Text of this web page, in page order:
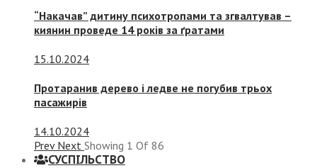
“Накачав” дитину психотропами та згвалтував –
киянин проведе 14 років за ґратами
15.10.2024
Протаранив дерево і ледве не погубив трьох
пасажирів
14.10.2024
Prev Next Showing 1 Of 86
СУСПIЛЬСТВО